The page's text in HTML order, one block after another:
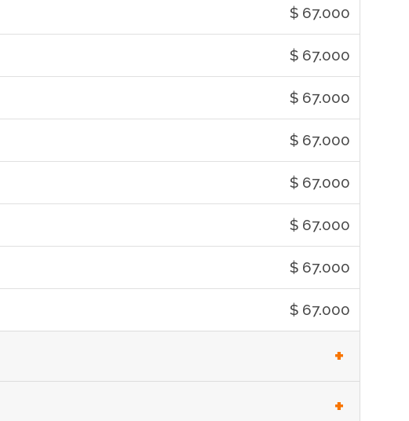
$ 67.000
$ 67.000
$ 67.000
$ 67.000
$ 67.000
$ 67.000
$ 67.000
$ 67.000